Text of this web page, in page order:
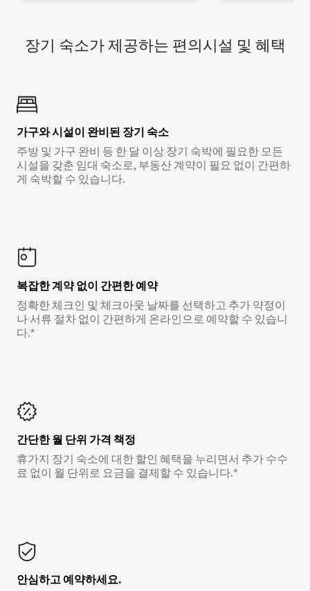
장기 숙소가 제공하는 편의시설 및 혜택
가구와 시설이 완비된 장기 숙소
주방 및 가구 완비 등 한 달 이상 장기 숙박에 필요한 모든
시설을 갖춘 임대 숙소로, 부동산 계약이 필요 없이 간편하
게 숙박할 수 있습니다.
복잡한 계약 없이 간편한 예약
정확한 체크인 및 체크아웃 날짜를 선택하고 추가 약정이
나 서류 절차 없이 간편하게 온라인으로 예약할 수 있습니
다.*
간단한 월 단위 가격 책정
휴가지 장기 숙소에 대한 할인 혜택을 누리면서 추가 수수
료 없이 월 단위로 요금을 결제할 수 있습니다.*
안심하고 예약하세요.